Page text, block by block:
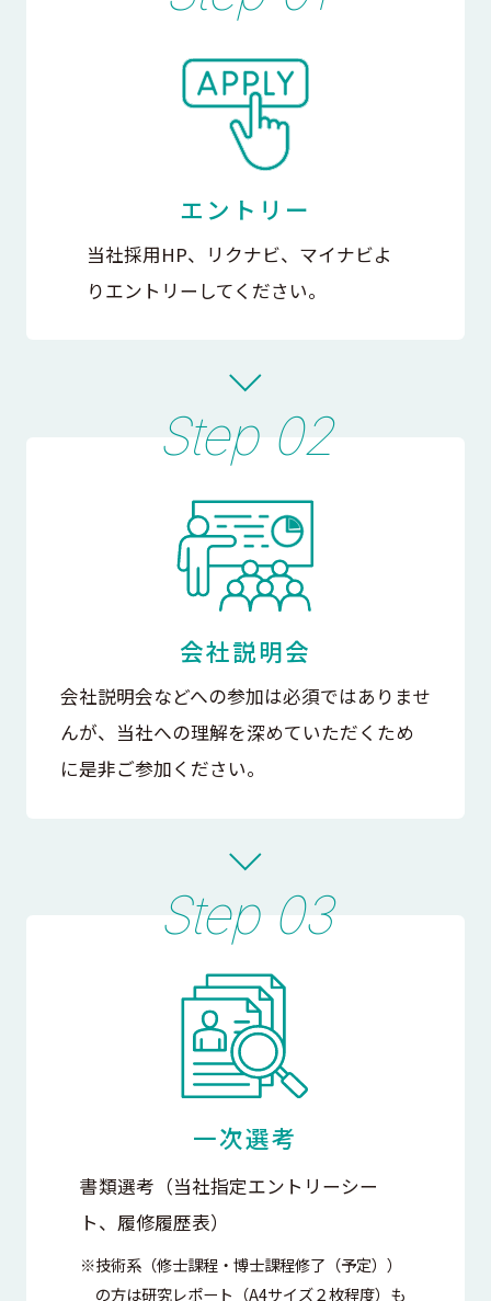
エントリー
当社採用HP、リクナビ、マイナビよ
りエントリーしてください。
会社説明会
会社説明会などへの参加は必須ではありませ
んが、当社への理解を深めていただくため
に是非ご参加ください。
一次選考
書類選考（当社指定エントリーシー
ト、履修履歴表）
※技術系（修士課程・博士課程修了（予定））
の方は研究レポート（A4サイズ２枚程度）も